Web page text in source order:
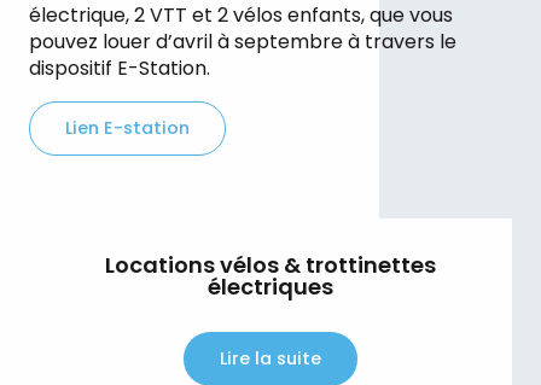
électrique, 2 VTT et 2 vélos enfants, que vous
pouvez louer d’avril à septembre à travers le
dispositif E-Station.
Lien E-station
Locations vélos & trottinettes
électriques
Lire la suite